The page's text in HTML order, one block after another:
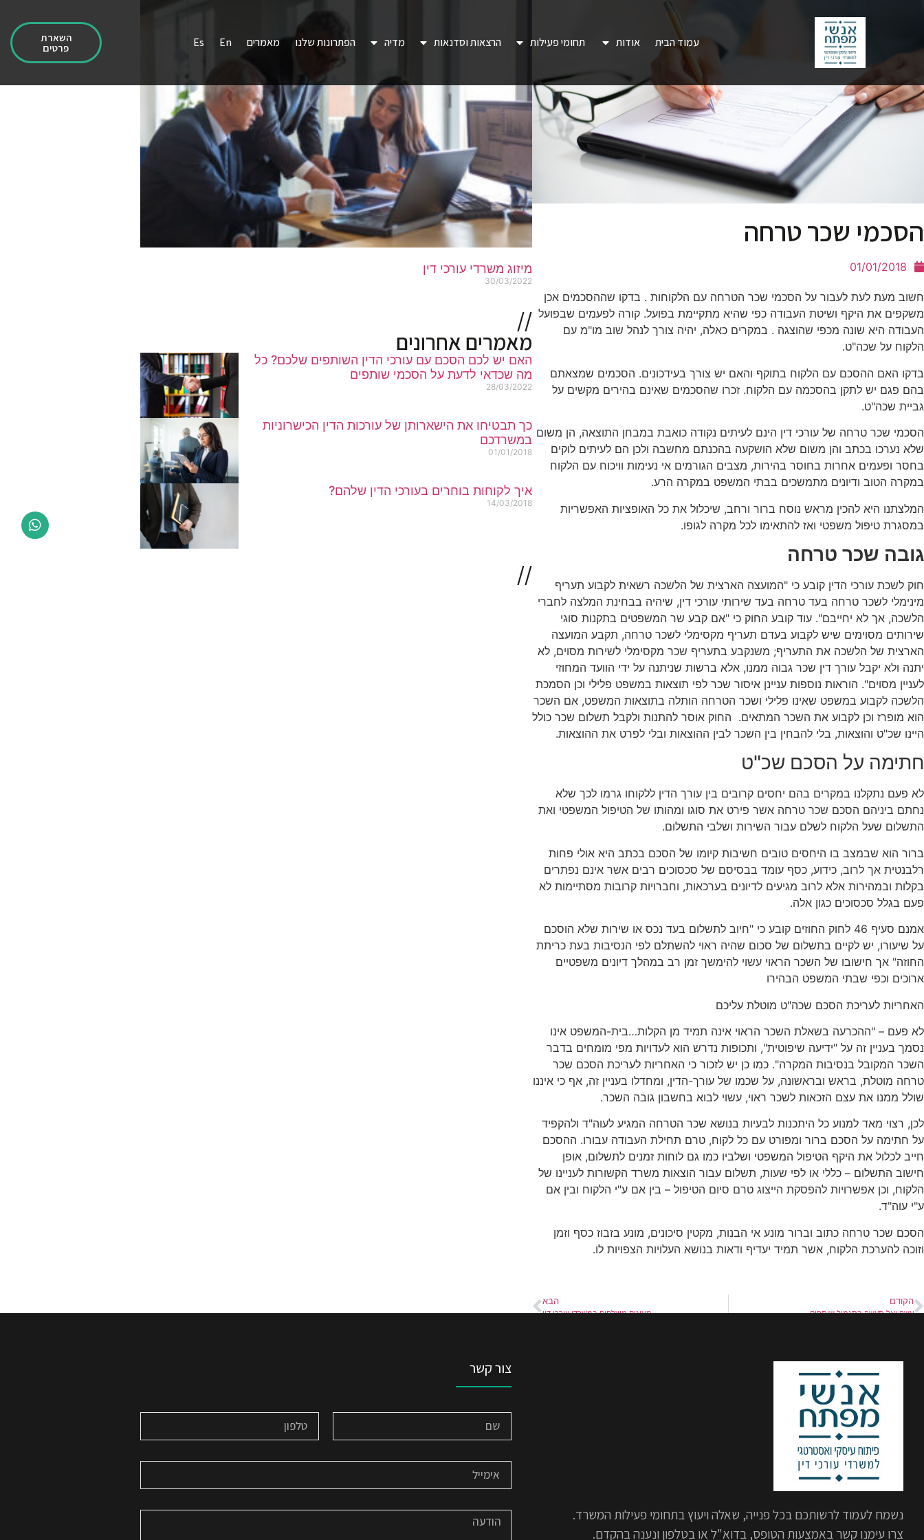
עמוד הבית אודות תחומי פעילות הרצאות וסדנאות מדיה הפתרונות שלנו מאמרים En
Es השארת
פרטים
הסכמי שכר טרחה
01/01/2018
חשוב מעת לעת לעבור על הסכמי שכר הטרחה עם הלקוחות . בדקו שההסכמים אכן
משקפים את היקף ושיטת העבודה כפי שהיא מתקיימת בפועל. קורה לפעמים שבפועל
העבודה היא שונה מכפי שהוצגה . במקרים כאלה, יהיה צורך לנהל שוב מו"מ עם
הלקוח על שכה"ט.
בדקו האם ההסכם עם הלקוח בתוקף והאם יש צורך בעידכונים. הסכמים שמצאתם
בהם פגם יש לתקן בהסכמה עם הלקוח. זכרו שהסכמים שאינם בהירים מקשים על
גביית שכה"ט.
הסכמי שכר טרחה של עורכי דין הינם לעיתים נקודה כואבת במבחן התוצאה, הן משום
שלא נערכו בכתב והן משום שלא הושקעה בהכנתם מחשבה ולכן הם לעיתים לוקים
בחסר ופעמים אחרות בחוסר בהירות, מצבים הגורמים אי נעימות וויכוח עם הלקוח
במקרה הטוב ודיונים מתמשכים בבתי המשפט במקרה הרע.
המלצתנו היא להכין מראש נוסח ברור ורחב, שיכלול את כל האופציות האפשריות
במסגרת טיפול משפטי ואז להתאימו לכל מקרה לגופו.
גובה שכר טרחה
חוק לשכת עורכי הדין קובע כי "המועצה הארצית של הלשכה רשאית לקבוע תעריף
מינימלי לשכר טרחה בעד טרחה בעד שירותי עורכי דין, שיהיה בבחינת המלצה לחברי
הלשכה, אך לא יחייבם". עוד קובע החוק כי "אם קבע שר המשפטים בתקנות סוגי
שירותים מסוימים שיש לקבוע בעדם תעריף מקסימלי לשכר טרחה, תקבע המועצה
הארצית של הלשכה את התעריף; משנקבע בתעריף שכר מקסימלי לשירות מסוים, לא
יתנה ולא יקבל עורך דין שכר גבוה ממנו, אלא ברשות שניתנה על ידי הוועד המחוזי
לעניין מסוים". הוראות נוספות עניינן איסור שכר לפי תוצאות במשפט פלילי וכן הסמכת
הלשכה לקבוע במשפט שאינו פלילי ושכר הטרחה הותלה בתוצאות המשפט, אם השכר
הוא מופרז וכן לקבוע את השכר המתאים. החוק אוסר להתנות ולקבל תשלום שכר כולל
היינו שכ"ט והוצאות, בלי להבחין בין השכר לבין ההוצאות ובלי לפרט את ההוצאות.
חתימה על הסכם שכ"ט
לא פעם נתקלנו במקרים בהם יחסים קרובים בין עורך הדין ללקוחו גרמו לכך שלא
נחתם ביניהם הסכם שכר טרחה אשר פירט את סוגו ומהותו של הטיפול המשפטי ואת
התשלום שעל הלקוח לשלם עבור השירות ושלבי התשלום.
ברור הוא שבמצב בו היחסים טובים חשיבות קיומו של הסכם בכתב היא אולי פחות
רלבנטית אך לרוב, כידוע, כסף עומד בבסיסם של סכסוכים רבים אשר אינם נפתרים
בקלות ובמהירות אלא לרוב מגיעים לדיונים בערכאות, וחברויות קרובות מסתיימות לא
פעם בגלל סכסוכים כגון אלה.
אמנם סעיף 46 לחוק החוזים קובע כי "חיוב לתשלום בעד נכס או שירות שלא הוסכם
על שיעורו, יש לקיים בתשלום של סכום שהיה ראוי להשתלם לפי הנסיבות בעת כריתת
החוזה" אך חישובו של השכר הראוי עשוי להימשך זמן רב במהלך דיונים משפטיים
ארוכים וכפי שבתי המשפט הבהירו
האחריות לעריכת הסכם שכה"ט מוטלת עליכם
לא פעם – "ההכרעה בשאלת השכר הראוי אינה תמיד מן הקלות…בית-המשפט אינו
נסמך בעניין זה על "ידיעה שיפוטית", ותכופות נדרש הוא לעדויות מפי מומחים בדבר
השכר המקובל בנסיבות המקרה". כמו כן יש לזכור כי האחריות לעריכת הסכם שכר
טרחה מוטלת, בראש ובראשונה, על שכמו של עורך-הדין, ומחדלו בעניין זה, אף כי איננו
שולל ממנו את עצם הזכאות לשכר ראוי, עשוי לבוא בחשבון גובה השכר.
לכן, רצוי מאד למנוע כל היתכנות לבעיות בנושא שכר הטרחה המגיע לעוה"ד ולהקפיד
על חתימה על הסכם ברור ומפורט עם כל לקוח, טרם תחילת העבודה עבורו. ההסכם
חייב לכלול את היקף הטיפול המשפטי ושלביו כמו גם לוחות זמנים לתשלום, אופן
חישוב התשלום – כללי או לפי שעות, תשלום עבור הוצאות משרד הקשורות לעניינו של
הלקוח, וכן אפשרויות להפסקת הייצוג טרם סיום הטיפול – בין אם ע"י הלקוח ובין אם
ע"י עוה"ד.
הסכם שכר טרחה כתוב וברור מונע אי הבנות, מקטין סיכונים, מונע בזבוז כסף וזמן
וזוכה להערכת הלקוח, אשר תמיד יעדיף ודאות בנושא העלויות הצפויות לו.
הקודם
עשה ואל תעשה בתגמול שותפים
הבא
מיזוגים מוצלחים במשרדי עורכי דין
מיזוג משרדי עורכי דין
30/03/2022
//
מאמרים אחרונים
האם יש לכם הסכם עם עורכי הדין השותפים שלכם? כל
מה שכדאי לדעת על הסכמי שותפים
28/03/2022
כך תבטיחו את הישארותן של עורכות הדין הכישרוניות
במשרדכם
01/01/2018
איך לקוחות בוחרים בעורכי הדין שלהם?
14/03/2018
//
נשמח לעמוד לרשותכם בכל פנייה, שאלה ויעוץ בתחומי פעילות המשרד.
צרו עימנו קשר באמצעות הטופס, בדוא"ל או בטלפון ונענה בהקדם.
צור קשר